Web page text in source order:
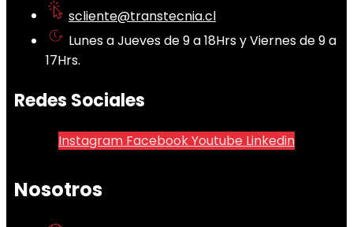
scliente@transtecnia.cl
Lunes a Jueves de 9 a 18Hrs y Viernes de 9 a
17Hrs.
Redes Sociales
Instagram FacebookYoutube Linkedin
Nosotros